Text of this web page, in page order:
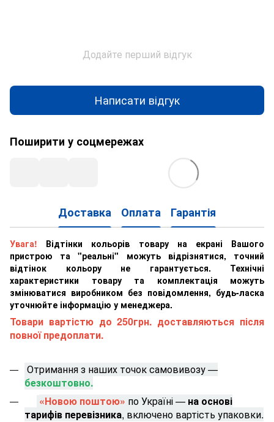
Додайте перший відгук
Написати відгук
Поширити у соцмережах
Доставка Оплата Гарантія
Увага! Відтінки кольорів товару на екрані Вашого
пристрою та "реальні" можуть відрізнятися, точний
відтінок кольору не гарантується. Технічні
характеристики товару та комплектація можуть
змінюватися виробником без повідомлення, будь-ласка
уточнюйте інформацію у менеджера.
Товари вартістю до 250грн. доставляються після
повної предоплати.
Отримання з наших точок самовивозу —
безкоштовно.
«Новою поштою» по Україні — на основі
тарифів перевізника, включено вартість упаковки.